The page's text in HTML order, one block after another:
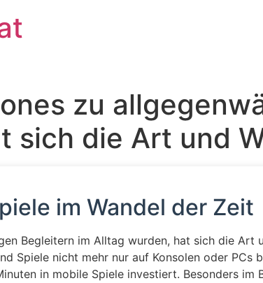
zu
sich die Art und
im Wandel der Zeit
Begleitern im Alltag wurden, hat sich die Art
Spiele nicht mehr nur auf Konsolen oder PCs
in mobile Spiele investiert. Besonders